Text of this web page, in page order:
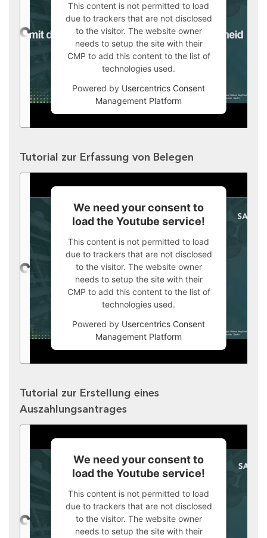
This content is not permitted to load
due to trackers that are not disclosed
to the visitor. The website owner
needs to setup the site with their
CMP to add this content to the list of
technologies used.
Powered by Usercentrics Consent
Management Platform
Tutorial zur Erfassung von Belegen
We need your consent to
load the Youtube service!
This content is not permitted to load
due to trackers that are not disclosed
to the visitor. The website owner
needs to setup the site with their
CMP to add this content to the list of
technologies used.
Powered by Usercentrics Consent
Management Platform
Tutorial zur Erstellung eines
Auszahlungsantrages
We need your consent to
load the Youtube service!
This content is not permitted to load
due to trackers that are not disclosed
to the visitor. The website owner
needs to setup the site with their